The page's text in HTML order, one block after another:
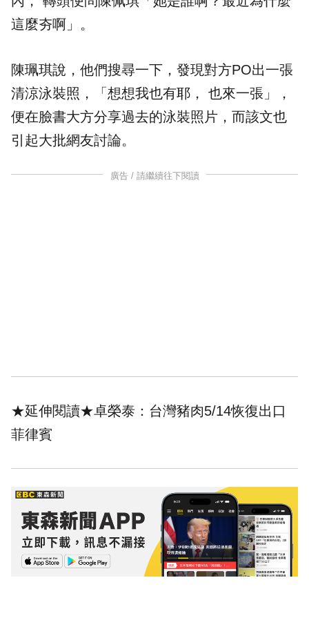
這麼夯啊」。
陳珮琪說，他們搜尋一下，發現對方PO出一張
清涼泳裝照，「想想我也有耶， 也來一張」，
便在臉書大方分享過去的泳裝照片，而該文也
引起大批網友討論。
廣告 / 請繼續往下閱讀
★延伸閱讀★卓榮泰：台灣豬肉5/14恢復出口
菲律賓